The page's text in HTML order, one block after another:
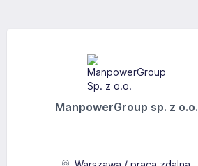
ManpowerGroup sp. z o.o.